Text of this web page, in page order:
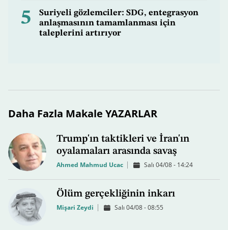
5
Suriyeli gözlemciler: SDG, entegrasyon
anlaşmasının tamamlanması için
taleplerini artırıyor
Daha Fazla Makale YAZARLAR
Trump'ın taktikleri ve İran'ın
oyalamaları arasında savaş
Ahmed Mahmud Ucac Salı 04/08 - 14:24
Ölüm gerçekliğinin inkarı
Mişari Zeydi Salı 04/08 - 08:55